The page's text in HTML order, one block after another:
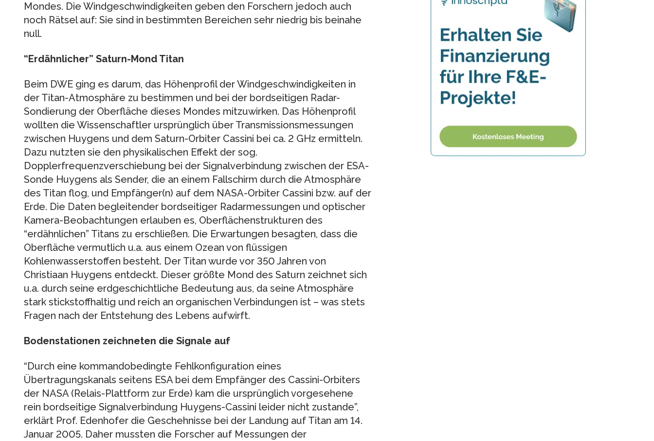
Mondes. Die Windgeschwindigkeiten geben den Forschern jedoch auch
noch Rätsel auf: Sie sind in bestimmten Bereichen sehr niedrig bis beinahe
null.
“Erdähnlicher” Saturn-Mond Titan
Beim DWE ging es darum, das Höhenprofil der Windgeschwindigkeiten in
der Titan-Atmosphäre zu bestimmen und bei der bordseitigen Radar-
Sondierung der Oberfläche dieses Mondes mitzuwirken. Das Höhenprofil
wollten die Wissenschaftler ursprünglich über Transmissionsmessungen
zwischen Huygens und dem Saturn-Orbiter Cassini bei ca. 2 GHz ermitteln.
Dazu nutzten sie den physikalischen Effekt der sog.
Dopplerfrequenzverschiebung bei der Signalverbindung zwischen der ESA-
Sonde Huygens als Sender, die an einem Fallschirm durch die Atmosphäre
des Titan flog, und Empfänger(n) auf dem NASA-Orbiter Cassini bzw. auf der
Erde. Die Daten begleitender bordseitiger Radarmessungen und optischer
Kamera-Beobachtungen erlauben es, Oberflächenstrukturen des
“erdähnlichen” Titans zu erschließen. Die Erwartungen besagten, dass die
Oberfläche vermutlich u.a. aus einem Ozean von flüssigen
Kohlenwasserstoffen besteht. Der Titan wurde vor 350 Jahren von
Christiaan Huygens entdeckt. Dieser größte Mond des Saturn zeichnet sich
u.a. durch seine erdgeschichtliche Bedeutung aus, da seine Atmosphäre
stark stickstoffhaltig und reich an organischen Verbindungen ist – was stets
Fragen nach der Entstehung des Lebens aufwirft.
Bodenstationen zeichneten die Signale auf
“Durch eine kommandobedingte Fehlkonfiguration eines
Übertragungskanals seitens ESA bei dem Empfänger des Cassini-Orbiters
der NASA (Relais-Plattform zur Erde) kam die ursprünglich vorgesehene
rein bordseitige Signalverbindung Huygens-Cassini leider nicht zustande”,
erklärt Prof. Edenhofer die Geschehnisse bei der Landung auf Titan am 14.
Januar 2005. Daher mussten die Forscher auf Messungen der